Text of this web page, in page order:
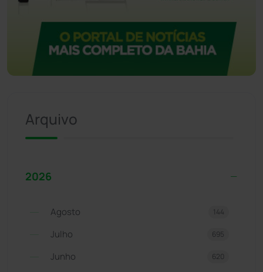
Arquivo
2026
Agosto 144
Julho 695
Junho 620